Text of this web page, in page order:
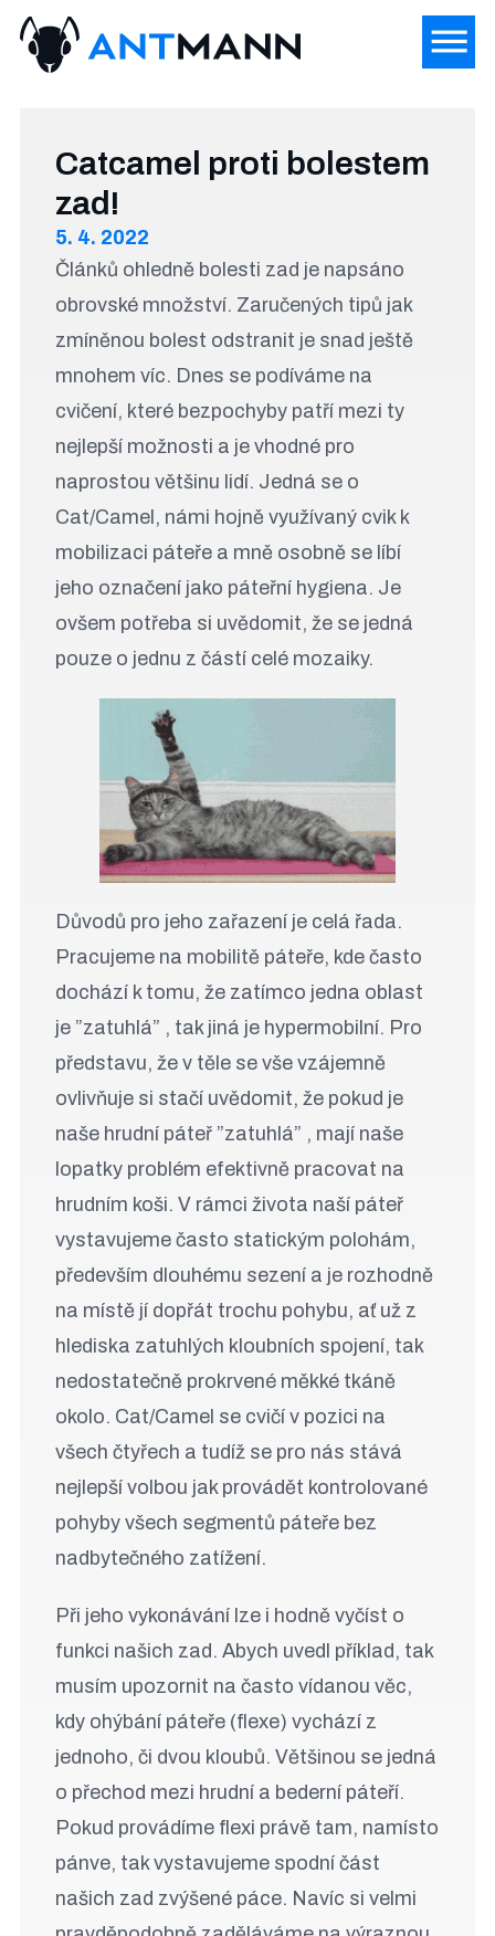
Catcamel proti bolestem
zad!
5. 4. 2022
Článků ohledně bolesti zad je napsáno
obrovské množství. Zaručených tipů jak
zmíněnou bolest odstranit je snad ještě
mnohem víc. Dnes se podíváme na
cvičení, které bezpochyby patří mezi ty
nejlepší možnosti a je vhodné pro
naprostou většinu lidí. Jedná se o
Cat/Camel, námi hojně využívaný cvik k
mobilizaci páteře a mně osobně se líbí
jeho označení jako páteřní hygiena. Je
ovšem potřeba si uvědomit, že se jedná
pouze o jednu z částí celé mozaiky.
Důvodů pro jeho zařazení je celá řada.
Pracujeme na mobilitě páteře, kde často
dochází k tomu, že zatímco jedna oblast
je ”zatuhlá” , tak jiná je hypermobilní. Pro
představu, že v těle se vše vzájemně
ovlivňuje si stačí uvědomit, že pokud je
naše hrudní páteř ”zatuhlá” , mají naše
lopatky problém efektivně pracovat na
hrudním koši. V rámci života naší páteř
vystavujeme často statickým polohám,
především dlouhému sezení a je rozhodně
na místě jí dopřát trochu pohybu, ať už z
hlediska zatuhlých kloubních spojení, tak
nedostatečně prokrvené měkké tkáně
okolo. Cat/Camel se cvičí v pozici na
všech čtyřech a tudíž se pro nás stává
nejlepší volbou jak provádět kontrolované
pohyby všech segmentů páteře bez
nadbytečného zatížení.
Při jeho vykonávání lze i hodně vyčíst o
funkci našich zad. Abych uvedl příklad, tak
musím upozornit na často vídanou věc,
kdy ohýbání páteře (flexe) vychází z
jednoho, či dvou kloubů. Většinou se jedná
o přechod mezi hrudní a bederní páteří.
Pokud provádíme flexi právě tam, namísto
pánve, tak vystavujeme spodní část
našich zad zvýšené páce. Navíc si velmi